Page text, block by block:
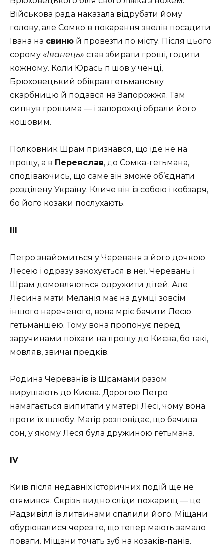
Військова рада наказала відрубати йому
голову, але Сомко в покарання звелів посадити
Івана на свиню й провезти по місту. Після цього
сорому «Іванець» став збирати гроші, годити
кожному. Коли Юрась пішов у ченці,
Брюховецький обікрав гетьманську
скарбницю й подався на Запорожжя. Там
сипнув грошима — і запорожці обрали його
кошовим.
Полковник Шрам признався, що їде не на
прощу, а в Переяслав, до Сомка-гетьмана,
сподіваючись, що саме він зможе об’єднати
розділену Україну. Кличе він із собою і кобзаря,
бо його козаки послухають.
Петро знайомиться у Череваня з його дочкою
Лесею і одразу закохується в неї. Черевань і
Шрам домовляються одружити дітей. Але
Лесина мати Меланія має на думці зовсім
іншого нареченого, вона мріє бачити Лесю
гетьманшею. Тому вона пропонує перед
заручинами поїхати на прощу до Києва, бо такі,
мовляв, звичаї предків.
Родина Череванів із Шрамами разом
вирушають до Києва. Дорогою Петро
намагається випитати у матері Лесі, чому вона
проти їх шлюбу. Матір розповідає, що бачила
сон, у якому Леся була дружиною гетьмана.
IV
Київ після недавніх історичних подій ще не
отямився. Скрізь видно сліди пожарищ — це
Радзивілл із литвинами спалили його. Міщани
обурювалися через те, що тепер мають замало
поваги. Міщани точать зуб на козаків-панів.